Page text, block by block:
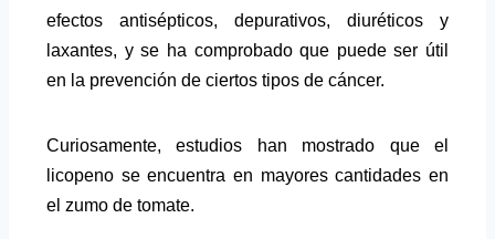
efectos antisépticos, depurativos, diuréticos y
laxantes, y se ha comprobado que puede ser útil
en la prevención de ciertos tipos de cáncer.
Curiosamente, estudios han mostrado que el
licopeno se encuentra en mayores cantidades en
el zumo de tomate.